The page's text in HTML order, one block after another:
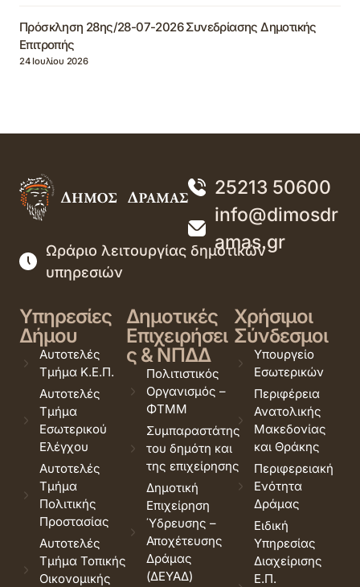
Πρόσκληση 28ης/28-07-2026 Συνεδρίασης Δημοτικής
Επιτροπής
24 Ιουλίου 2026
25213 50600
info@dimosdr
amas.gr
Ωράριο λειτουργίας δημοτικών
υπηρεσιών
Υπηρεσίες
Δήμου
Αυτοτελές
Τμήμα Κ.Ε.Π.
Αυτοτελές
Τμήμα
Εσωτερικού
Ελέγχου
Αυτοτελές
Τμήμα
Πολιτικής
Προστασίας
Αυτοτελές
Τμήμα Τοπικής
Οικονομικής
Δημοτικές
Επιχειρήσει
ς & ΝΠΔΔ
Πολιτιστικός
Οργανισμός –
ΦΤΜΜ
Συμπαραστάτης
του δημότη και
της επιχείρησης
Δημοτική
Επιχείρηση
Ύδρευσης –
Αποχέτευσης
Δράμας
(ΔΕΥΑΔ)
Χρήσιμοι
Σύνδεσμοι
Υπουργείο
Εσωτερικών
Περιφέρεια
Ανατολικής
Μακεδονίας
και Θράκης
Περιφερειακή
Ενότητα
Δράμας
Ειδική
Υπηρεσίας
Διαχείρισης
Ε.Π.